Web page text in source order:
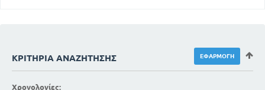
ΚΡΙΤΉΡΙΑ ΑΝΑΖΉΤΗΣΗΣ
Χρονολογίες: